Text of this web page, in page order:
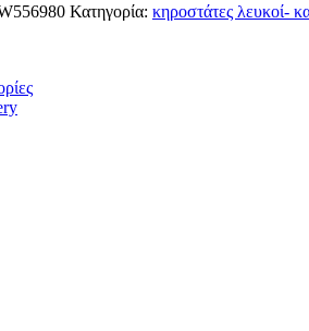
Κατηγορία: κηροστάτες λευκοί-